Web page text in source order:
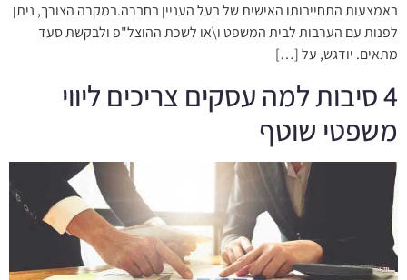
באמצעות התחייבותו האישית של בעל העניין בחברה.במקרה הצורך, ניתן
לפנות עם הערבות לבית המשפט ו\או לשכת ההוצל"פ ולבקשת סעד
מתאים. יודגש, על […]
4 סיבות למה עסקים צריכים ליווי
משפטי שוטף